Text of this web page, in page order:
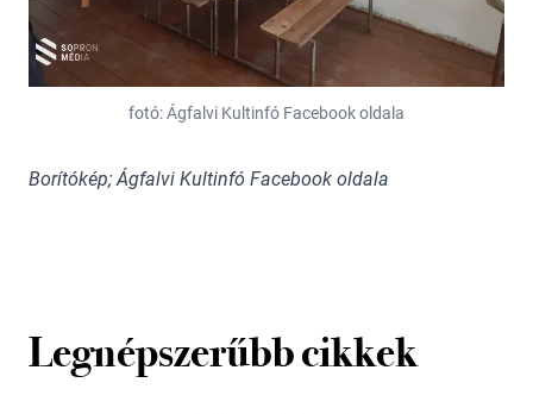
fotó: Ágfalvi Kultinfó Facebook oldala
Borítókép; Ágfalvi Kultinfó Facebook oldala
Legnépszerűbb cikkek